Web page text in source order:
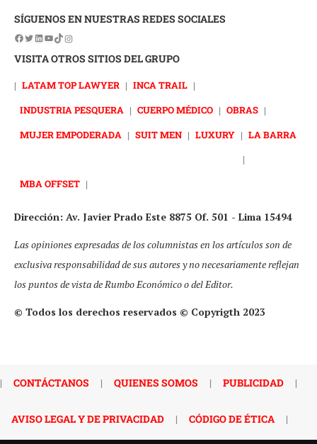
SÍGUENOS EN NUESTRAS REDES SOCIALES
VISITA OTROS SITIOS DEL GRUPO
| LATAM TOP LAWYER | INCA TRAIL |
INDUSTRIA PESQUERA | CUERPO MÉDICO | OBRAS |
MUJER EMPODERADA | SUIT MEN | LUXURY | LA BARRA
|
MBA OFFSET |
Dirección: Av. Javier Prado Este 8875 Of. 501 - Lima 15494
Las opiniones expresadas de los columnistas en los artículos son de
exclusiva responsabilidad de sus autores y no necesariamente reflejan
los puntos de vista de Rumbo Económico o del Editor.
© Todos los derechos reservados © Copyrigth 2023
| CONTÁCTANOS | QUIENES SOMOS | PUBLICIDAD |
AVISO LEGAL Y DE PRIVACIDAD | CÓDIGO DE ÉTICA |